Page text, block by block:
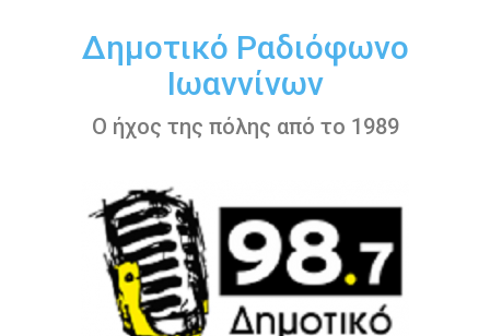
περιεχόμενοΔημοτικό Ραδιόφωνο
Ιωαννίνων
Ο ήχος της πόλης από το 1989